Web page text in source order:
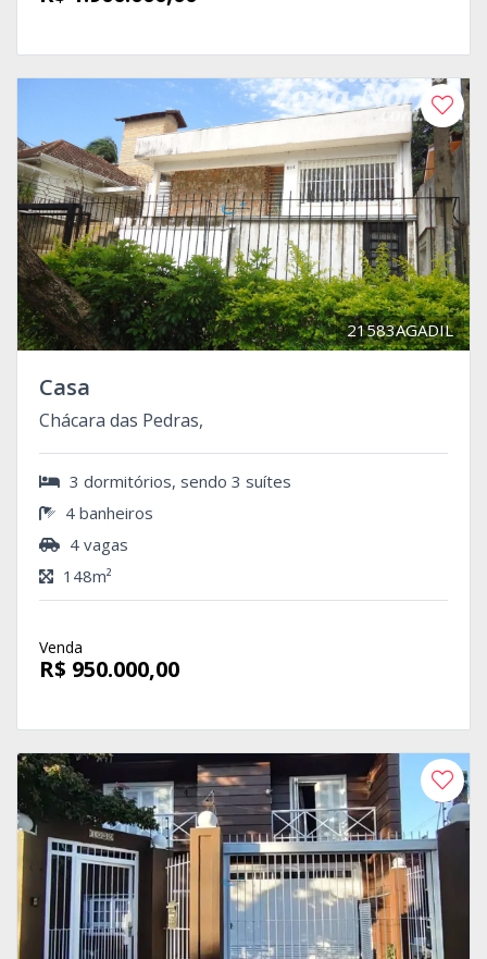
21583AGADIL
Casa
Chácara das Pedras,
3 dormitórios, sendo 3 suítes
4 banheiros
4 vagas
148m²
Venda
R$ 950.000,00